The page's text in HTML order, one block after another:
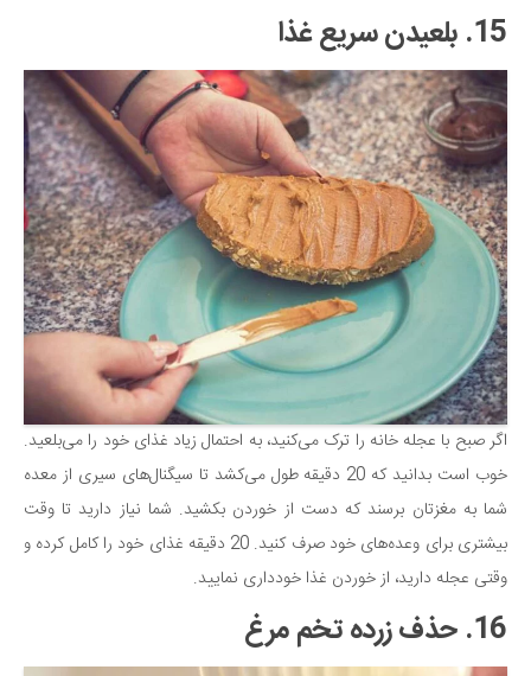
15. بلعیدن سریع غذا
اگر صبح با عجله خانه را ترک می‌کنید، به احتمال زیاد غذای خود را می‌بلعید.
خوب است بدانید که 20 دقیقه طول می‌کشد تا سیگنال‌های سیری از معده
شما به مغزتان برسند که دست از خوردن بکشید. شما نیاز دارید تا وقت
بیشتری برای وعده‌های خود صرف کنید. 20 دقیقه غذای خود را کامل کرده و
وقتی عجله دارید، از خوردن غذا خودداری نمایید.
16. حذف زرده تخم مرغ